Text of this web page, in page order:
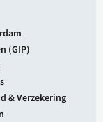
(GIP)
& Verzekering